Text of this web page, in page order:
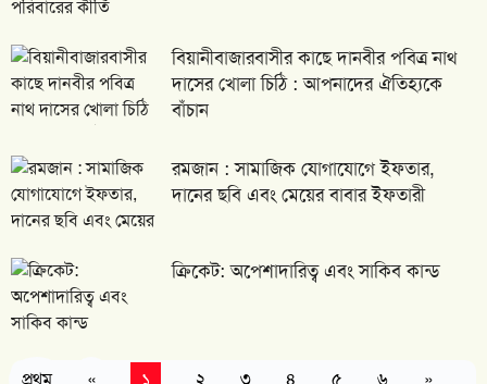
২৭ জীবিকার খোঁজে বিদেশে গিয়ে মৃত্যু: মালদ্বীপে
বাংলাদেশির করুণ পরিণতি
২৮ লন্ডনের হোটেলে শ ম রেজাউল করিমকে ঘিরে ছাত্রদল
নেতার ক্ষোভ
২৯
ঢাকা বিশ্ববিদ্যালয়ের ৩ শিক্ষক বরখাস্ত, বাদ পড়ছেন
আওয়ামী লীগপন্থীরা
৩০ বার্লিনে হচ্ছে ‘গ্রীষ্ম উৎসব’, গাইবেন জলের গানের
বিয়ানীবাজারবাসীর কাছে দানবীর পবিত্র নাথ
দাসের খোলা চিঠি : আপনাদের ঐতিহ্যকে
বাঁচান
রমজান : সামাজিক যোগাযোগে ইফতার,
দানের ছবি এবং মেয়ের বাবার ইফতারী
ক্রিকেট: অপেশাদারিত্ব এবং সাকিব কান্ড